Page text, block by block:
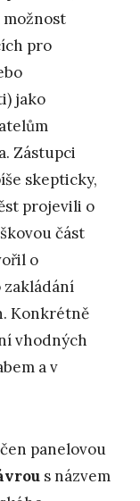
pro
jako
Zástupci
skepticky,
projevili o
část
o
Konkrétně
vhodných
a v
panelovou
s názvem